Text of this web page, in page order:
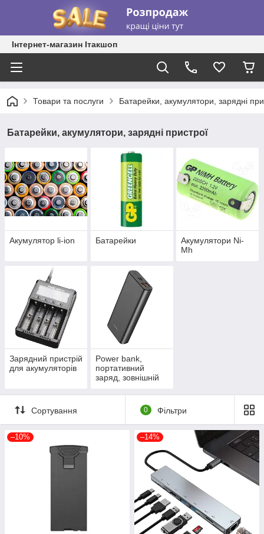
Інтернет-магазин Ітакшоп
Товари та послуги Батарейки, акумулятори, зарядні
Батарейки, акумулятори, зарядні пристрої
Акумулятор li-ion Батарейки
Акумулятори Ni-
Mh
Зарядний пристрій
для акумуляторів
Power bank,
портативний
заряд, зовнішній
Сортування 0 Фільтри
–10% –14%